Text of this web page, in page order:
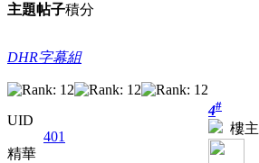
主題帖子積分
DHR字幕組
UID
401
精華
4#
樓主